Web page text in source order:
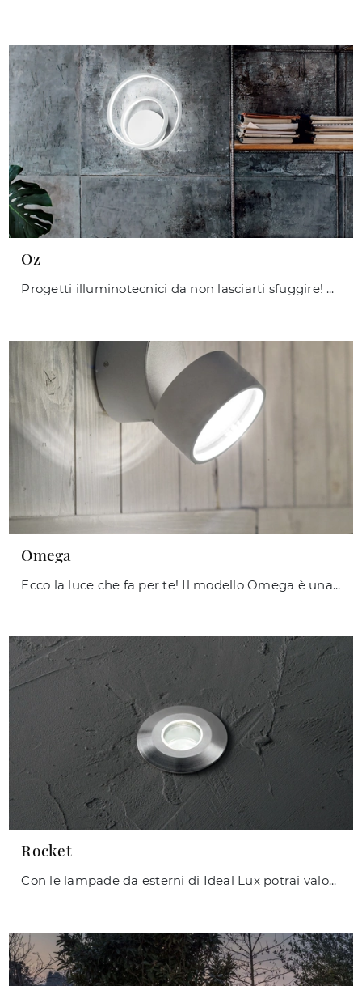
Oz
Progetti illuminotecnici da non lasciarti sfuggire! Ti presentiamo la lampada da parete Oz di Ideal Lux.
Omega
Ecco la luce che fa per te! Il modello Omega è una delle nostre lampade da esterni di Ideal Lux.
Rocket
Con le lampade da esterni di Ideal Lux potrai valorizzare i tuoi locali: clicca e scopri Rocket!